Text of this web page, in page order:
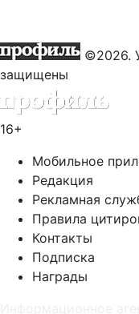
©2026.
защищены
16+
Мобильное
Редакция
Рекламная
Правила
Контакты
Подписка
Награды